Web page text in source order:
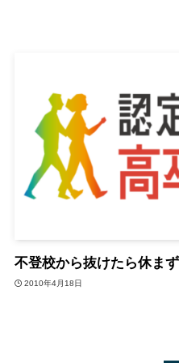
不登校から抜けたら休ま
2010年4月18日